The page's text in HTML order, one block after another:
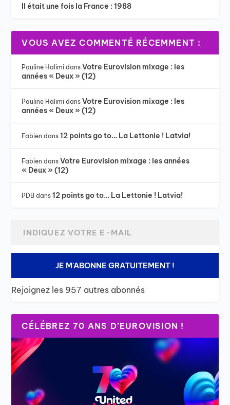
Il était une fois la France : 1988
VOUS AVEZ COMMENTÉ RÉCEMMENT :
Pauline Halimi dansVotre Eurovision mixage : les
années « Deux » (12)
Pauline Halimi dansVotre Eurovision mixage : les
années « Deux » (12)
Fabien dans12 points go to… La Lettonie ! Latvia!
Fabien dansVotre Eurovision mixage : les années
« Deux » (12)
PDB dans12 points go to… La Lettonie ! Latvia!
JE M'ABONNE GRATUITEMENT !
Rejoignez les 957 autres abonnés
CÉLÉBREZ 70 ANS D’EUROVISION !